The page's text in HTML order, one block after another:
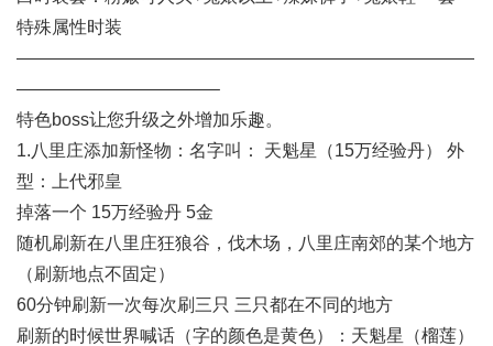
特殊属性时装
——————————————————————————
———————————–
特色boss让您升级之外增加乐趣。
1.八里庄添加新怪物：名字叫： 天魁星（15万经验丹） 外
型：上代邪皇
掉落一个 15万经验丹 5金
随机刷新在八里庄狂狼谷，伐木场，八里庄南郊的某个地方
（刷新地点不固定）
60分钟刷新一次每次刷三只 三只都在不同的地方
刷新的时候世界喊话（字的颜色是黄色）：天魁星（榴莲）